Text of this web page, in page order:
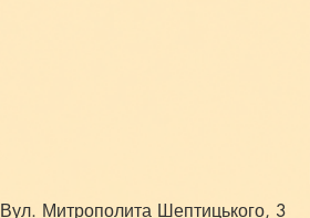
Вул. Митрополита Шептицького, 3